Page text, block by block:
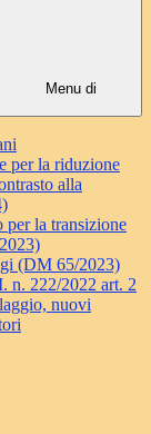
Menu di
per la riduzione
alla
per la transizione
(DM 65/2023)
n. 222/2022 art. 2
nuovi